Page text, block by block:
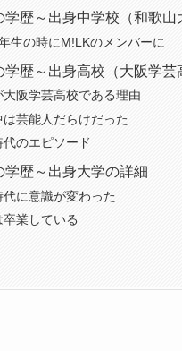
学歴～出身中学校（和歌
生の時にM!LKのメンバーに
学歴～出身高校（大阪学芸
大阪学芸高校である理由
は芸能人だらけだった
代のエピソード
学歴～出身大学の詳細
代に意識が変わった
卒業している